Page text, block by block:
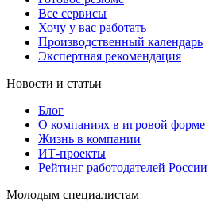
Все сервисы
Хочу у вас работать
Производственный календарь
Экспертная рекомендация
Новости и статьи
Блог
О компаниях в игровой форме
Жизнь в компании
ИТ-проекты
Рейтинг работодателей России
Молодым специалистам